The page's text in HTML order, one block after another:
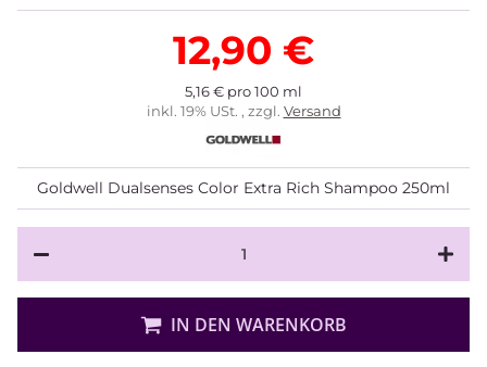
12,90 €
5,16 € pro 100 ml
inkl. 19% USt. , zzgl. Versand
Goldwell Dualsenses Color Extra Rich Shampoo 250ml
IN DEN WARENKORB